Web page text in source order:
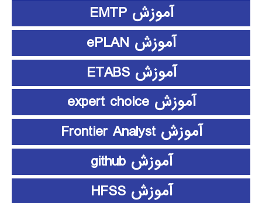
آموزش EMTP
آموزش ePLAN
آموزش ETABS
آموزش expert choice
آموزش Frontier Analyst
آموزش github
آموزش HFSS